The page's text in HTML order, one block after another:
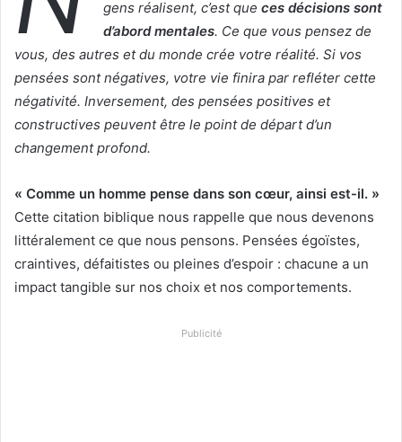
gens réalisent, c’est que ces décisions sont
d’abord mentales. Ce que vous pensez de
vous, des autres et du monde crée votre réalité. Si vos
pensées sont négatives, votre vie finira par refléter cette
négativité. Inversement, des pensées positives et
constructives peuvent être le point de départ d’un
changement profond.
« Comme un homme pense dans son cœur, ainsi est-il. »
Cette citation biblique nous rappelle que nous devenons
littéralement ce que nous pensons. Pensées égoïstes,
craintives, défaitistes ou pleines d’espoir : chacune a un
impact tangible sur nos choix et nos comportements.
Publicité